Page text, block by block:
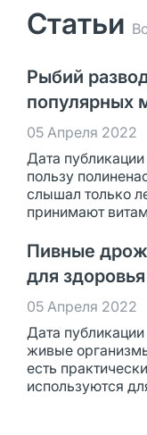
Статьи
Рыбий
популярных
05 Апреля 2022
Дата
пользу
слышал только
принимают
Пивные
для
05 Апреля 2022
Дата
живые
есть
используются